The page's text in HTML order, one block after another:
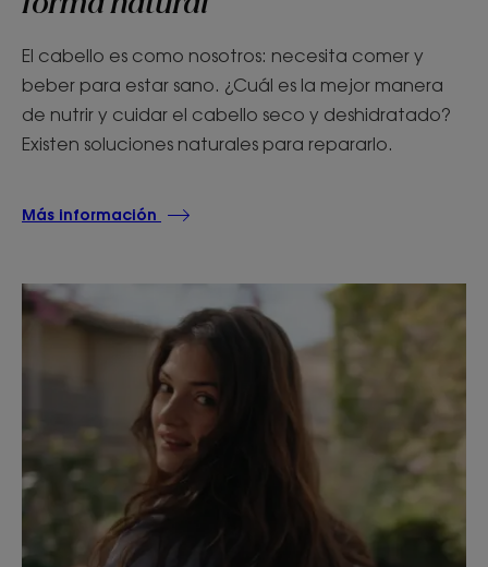
El cabello es como nosotros: necesita comer y
beber para estar sano. ¿Cuál es la mejor manera
de nutrir y cuidar el cabello seco y deshidratado?
Existen soluciones naturales para repararlo.
Más información